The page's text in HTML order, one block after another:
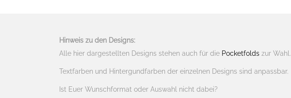
Hinweis zu den Designs:
Alle hier dargestellten Designs stehen auch für die Pocketfolds zur Wahl.
Textfarben und Hintergundfarben der einzelnen Designs sind anpassbar.
Ist Euer Wunschformat oder Auswahl nicht dabei?